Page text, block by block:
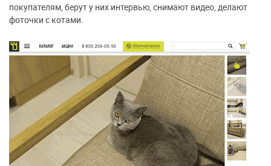
покупателям, берут у них интервью, снимают видео, делают
фоточки с котами.